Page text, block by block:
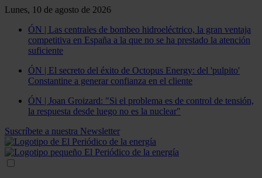
Lunes, 10 de agosto de 2026
ÓN | Las centrales de bombeo hidroeléctrico, la gran ventaja
competitiva en España a la que no se ha prestado la atención
suficiente
ÓN | El secreto del éxito de Octopus Energy: del 'pulpito'
Constantine a generar confianza en el cliente
ÓN | Joan Groizard: "Si el problema es de control de tensión,
la respuesta desde luego no es la nuclear"
Suscríbete a nuestra Newsletter